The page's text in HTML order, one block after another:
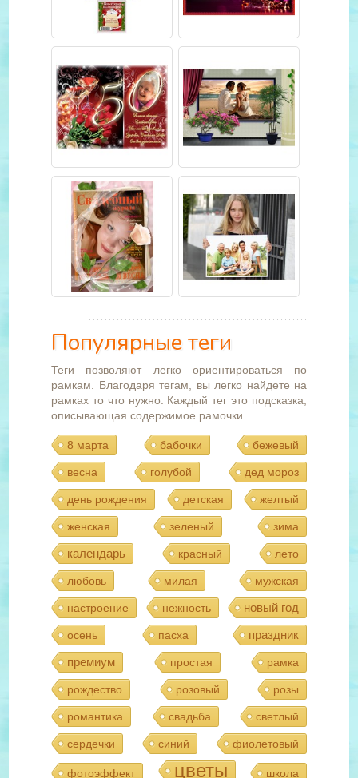
Популярные теги
Теги позволяют легко ориентироваться по
рамкам. Благодаря тегам, вы легко найдете на
рамках то что нужно. Каждый тег это подсказка,
описывающая содержимое рамочки.
8 марта бабочки бежевый
весна голубой дед мороз
день рождения детская желтый
женская зеленый зима
календарь красный лето
любовь милая мужская
настроение нежность новый год
осень пасха
праздник
премиум
простая рамка
рождество розовый розы
романтика свадьба светлый
сердечки синий фиолетовый
фотоэффект цветы школа